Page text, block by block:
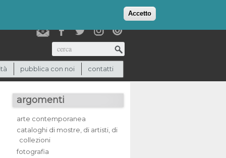
Accetto
(0)
Cerca
pubblica con noi contatti
argomenti
arte contemporanea
cataloghi di mostre, di artisti, di
collezioni
fotografia